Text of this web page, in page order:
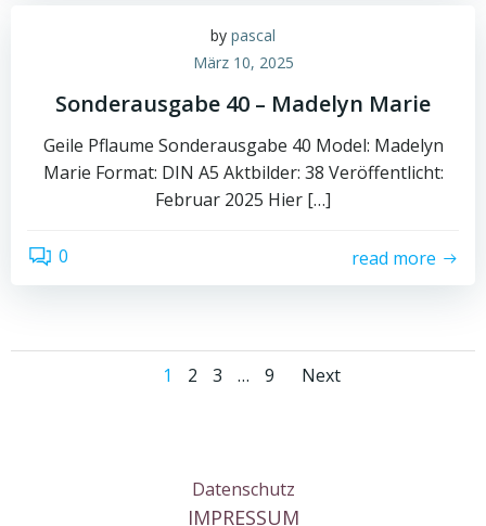
by pascal
März 10, 2025
Sonderausgabe 40 – Madelyn Marie
Geile Pflaume Sonderausgabe 40 Model: Madelyn
Marie Format: DIN A5 Aktbilder: 38 Veröffentlicht:
Februar 2025 Hier […]
0 read more
Posts
Page
1 Page
2 Page
3 … Page
9
Posts
Next
Datenschutz
IMPRESSUM